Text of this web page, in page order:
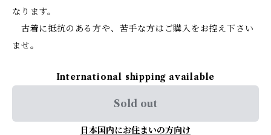
なります。
古着に抵抗のある方や、苦手な方はご購入をお控え下さい
ませ。
International shipping available
Sold out
日本国内にお住まいの方向け